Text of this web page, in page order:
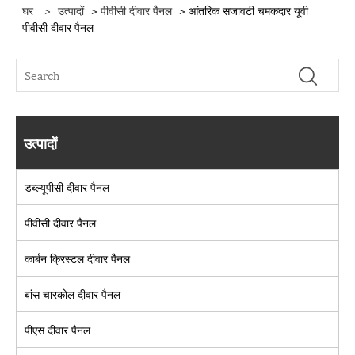
घर > उत्पादों >पीवीसी दीवार पैनल > आंतरिक सजावटी चमकदार यूवी
पीवीसी दीवार पैनल
उत्पादों
डब्ल्यूपीसी दीवार पैनल
पीवीसी दीवार पैनल
कार्बन क्रिस्टल दीवार पैनल
बांस चारकोल दीवार पैनल
पीएस दीवार पैनल